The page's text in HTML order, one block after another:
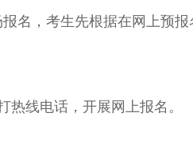
，考生先根据在网上预报
线电话，开展网上报名。